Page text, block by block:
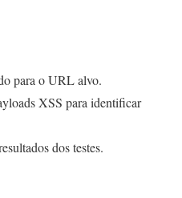
para o URL alvo.
XSS para identificar
dos testes.